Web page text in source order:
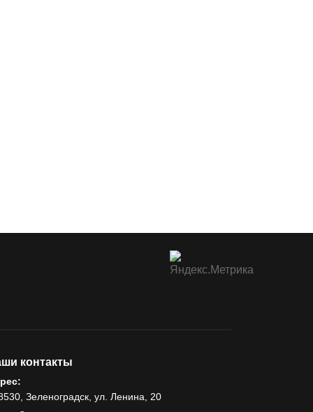
контакты
Зеленоградск, ул. Ленина, 20